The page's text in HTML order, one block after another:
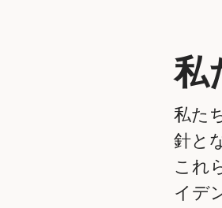
私
私た
針と
これ
イデ